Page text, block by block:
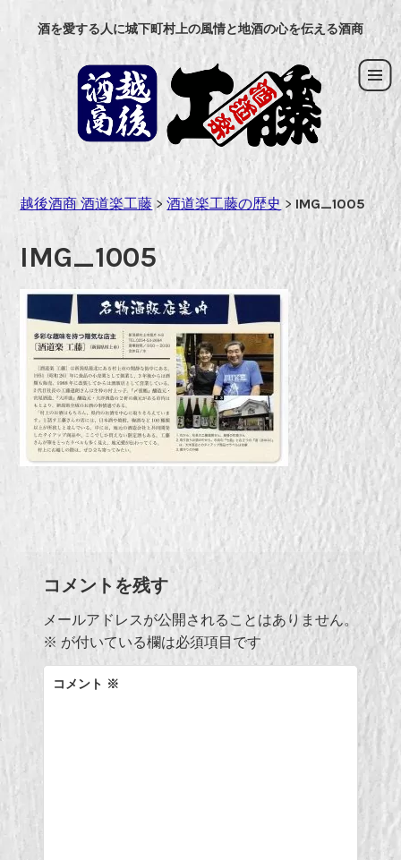
酒を愛する人に城下町村上の風情と地酒の心を伝える酒商
越後酒商 酒道楽工藤 >酒道楽工藤の歴史 > IMG_1005
IMG_1005
コメントを残す
メールアドレスが公開されることはありません。
※ が付いている欄は必須項目です
コメント ※